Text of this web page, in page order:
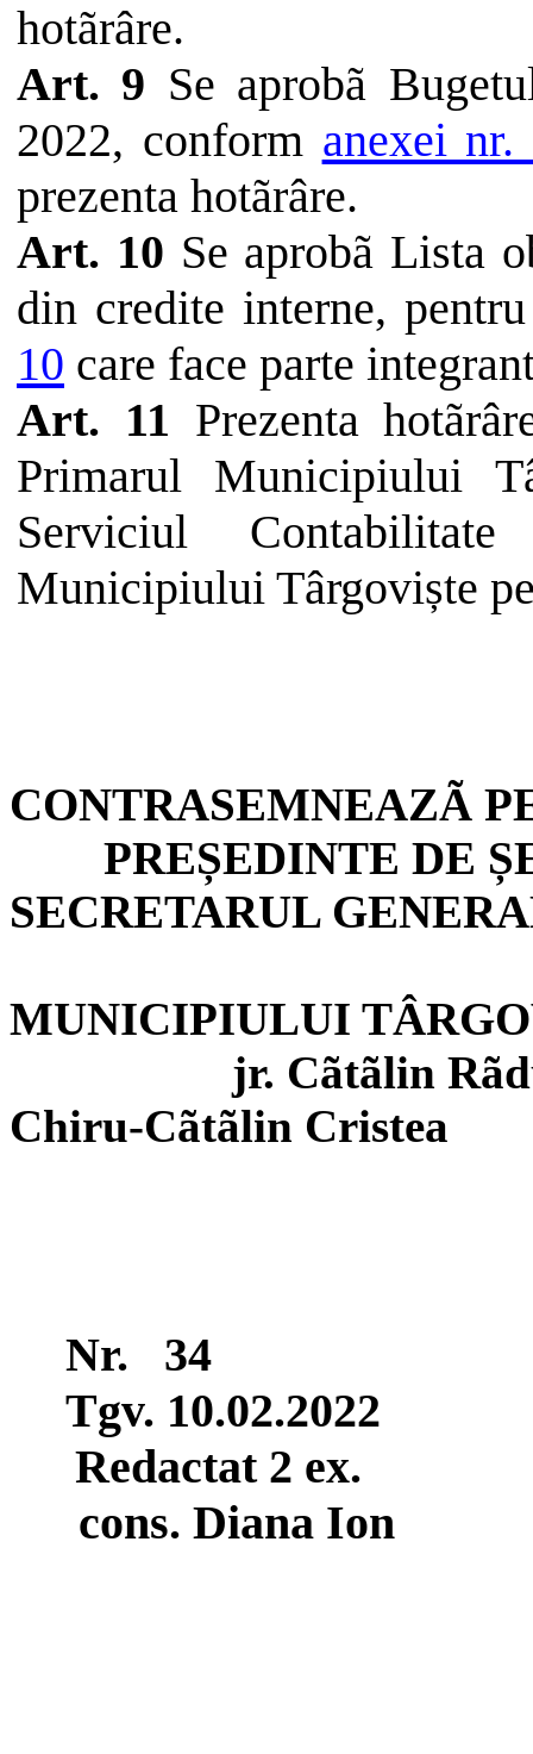
hotãrâre.
Art. 9 Se aprobã
2022, conform anexei nr.
prezenta hotãrâre.
Art. 10 Se aprobã Lista
din credite interne, pentru
10 care face parte
Art. 11 Prezenta
Primarul
Municipiului
Serviciul
Contabilitate
Municipiului Târgoviște
CONTRASEMNEAZÃ
PREȘEDINTE DE
SECRETARUL
MUNICIPIULUI
jr. Cãtãlin
Chiru-Cãtãlin Cristea
Nr.
34
Tgv. 10.02.2022
Redactat2 ex.
cons. Diana Ion